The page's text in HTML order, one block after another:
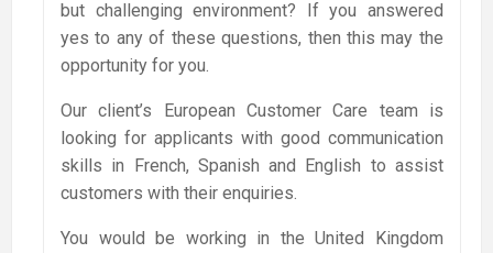
but challenging environment? If you answered
yes to any of these questions, then this may the
opportunity for you.
Our client’s European Customer Care team is
looking for applicants with good communication
skills in French, Spanish and English to assist
customers with their enquiries.
You would be working in the United Kingdom